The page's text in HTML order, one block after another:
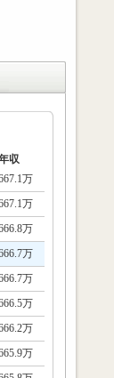
収
万
万
万
万
万
万
万
万